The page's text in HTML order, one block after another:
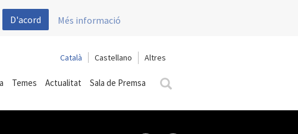
D'acord Més informació
Català Castellano
Temes Actualitat Sala de Premsa